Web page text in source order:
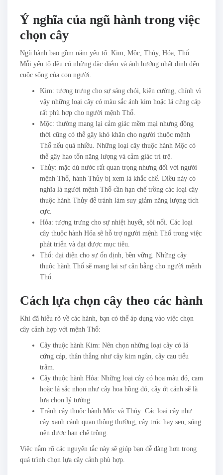
Ý nghĩa của ngũ hành trong việc
chọn cây
Ngũ hành bao gồm năm yếu tố: Kim, Mộc, Thủy, Hỏa, Thổ.
Mỗi yếu tố đều có những đặc điểm và ảnh hưởng nhất định đến
cuộc sống của con người.
Kim: tượng trưng cho sự sáng chói, kiên cường, chính vì
vậy những loại cây có màu sắc ánh kim hoặc lá cứng cáp
rất phù hợp cho người mệnh Thổ.
Mộc: thường mang lại cảm giác mềm mại nhưng đồng
thời cũng có thể gây khó khăn cho người thuộc mệnh
Thổ nếu quá nhiều. Những loại cây thuộc hành Mộc có
thể gây hao tổn năng lượng và cảm giác trì trệ.
Thủy: mặc dù nước rất quan trọng nhưng đối với người
mệnh Thổ, hành Thủy bị xem là khắc chế. Điều này có
nghĩa là người mệnh Thổ cần hạn chế trồng các loại cây
thuộc hành Thủy để tránh làm suy giảm năng lượng tích
cực.
Hỏa: tượng trưng cho sự nhiệt huyết, sôi nổi. Các loại
cây thuộc hành Hỏa sẽ hỗ trợ người mệnh Thổ trong việc
phát triển và đạt được mục tiêu.
Thổ: đại diện cho sự ổn định, bền vững. Những cây
thuộc hành Thổ sẽ mang lại sự cân bằng cho người mệnh
Thổ.
Cách lựa chọn cây theo các hành
Khi đã hiểu rõ về các hành, bạn có thể áp dụng vào việc chọn
cây cảnh hợp với mệnh Thổ:
Cây thuộc hành Kim: Nên chọn những loại cây có lá
cứng cáp, thân thẳng như cây kim ngân, cây cau tiểu
trâm.
Cây thuộc hành Hỏa: Những loại cây có hoa màu đỏ, cam
hoặc lá sắc nhọn như cây hoa hồng đỏ, cây ớt cảnh sẽ là
lựa chọn lý tưởng.
Tránh cây thuộc hành Mộc và Thủy: Các loại cây như
cây xanh cảnh quan thông thường, cây trúc hay sen, súng
nên được hạn chế trồng.
Việc nắm rõ các nguyên tắc này sẽ giúp bạn dễ dàng hơn trong
quá trình chọn lựa cây cảnh phù hợp.